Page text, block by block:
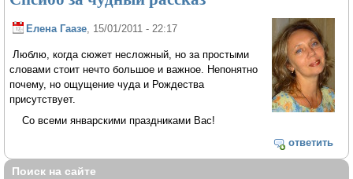
Елена Гаазе , 15/01/2011 - 22:17
Люблю, когда сюжет несложный, но за простыми
словами стоит нечто большое и важное. Непонятно
почему, но ощущение чуда и Рождества
присутствует.
Со всеми январскими праздниками Вас!
ответить
Поиск на сайте